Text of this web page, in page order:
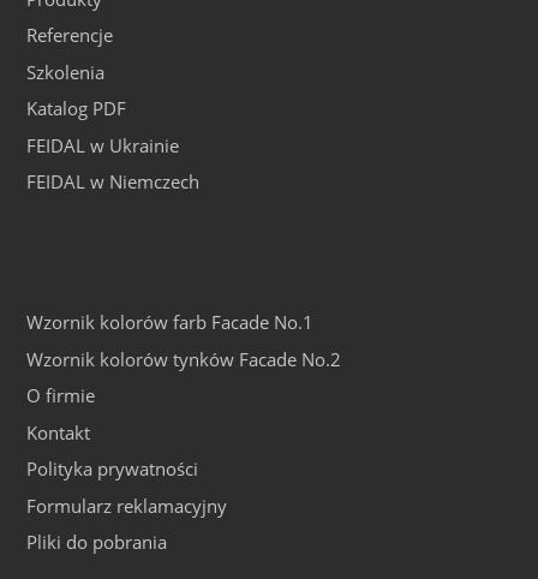
Referencje
Szkolenia
Katalog PDF
FEIDAL w Ukrainie
FEIDAL w Niemczech
Wzornik kolorów farb Facade No.1
Wzornik kolorów tynków Facade No.2
O firmie
Kontakt
Polityka prywatności
Formularz reklamacyjny
Pliki do pobrania